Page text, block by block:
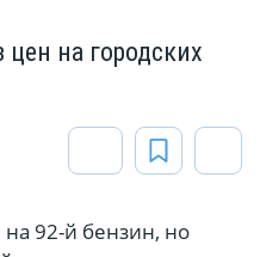
на городских
92-й бензин, но